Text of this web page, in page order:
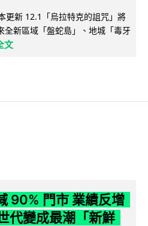
更新 12.1「烏拉特克的詛咒」將
全新區域「盤蛇島」、地城「毒牙
文
90% 門市 業績反增
代變成最潮「新鮮